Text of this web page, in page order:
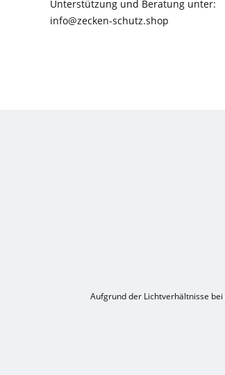
Unterstützung und Beratung unter:
info@zecken-schutz.shop
Aufgrund der Lichtverhältnisse